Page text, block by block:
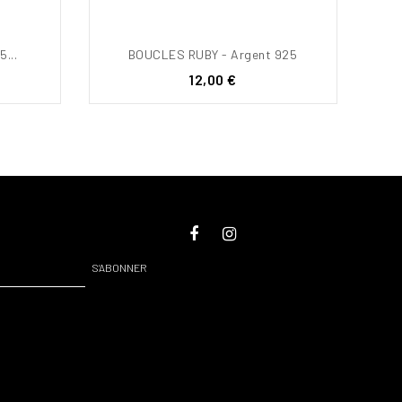
BOUCLES RUBY - Argent 925
Prix
12,00 €